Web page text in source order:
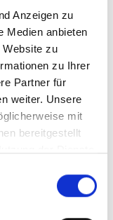
Anzeigen zu
Medien anbieten
Website zu
zu Ihrer
Partner für
weiter. Unsere
mit
bereitgestellt
Sehen sind wir
„nur“
angepasste